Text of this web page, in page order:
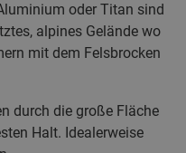
oder Titan sind
alpines Gelände wo
mit dem Felsbrocken
durch die große Fläche
Halt. Idealerweise